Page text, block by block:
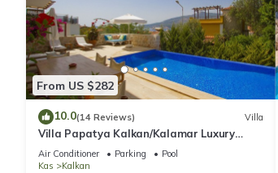
From US $282
10.0(14 Reviews) Villa
Villa Papatya Kalkan/Kalamar Luxury
Villa, Private Pool, 2 Minutes to the Beach.
Air Conditioner Parking
Pool
Kas
Kalkan